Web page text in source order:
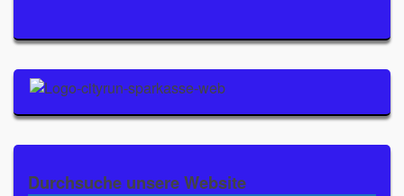
Durchsuche unsere Website